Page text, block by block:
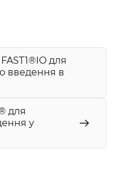
для
введення в
для
у